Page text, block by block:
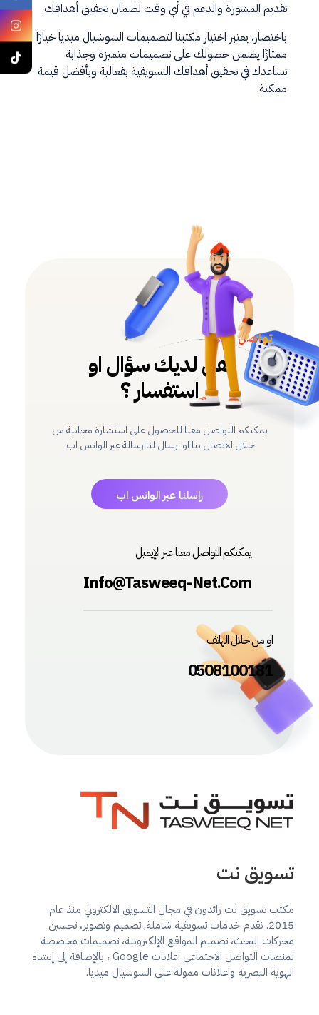
تقديم المشورة والدعم في أي وقت لضمان تحقيق أهدافك.
باختصار، يعتبر اختيار مكتبنا لتصميمات السوشيال ميديا خيارًا
ممتازًا يضمن حصولك على تصميمات متميزة وجذابة
تساعدك في تحقيق أهدافك التسويقية بفعالية وبأفضل قيمة
ممكنة.
تواصل معنا
هل لديك سؤال او
استفسار ؟
يمكنكم التواصل معنا للحصول على استشارة مجانية من
خلال الاتصال بنا او ارسال لنا رسالة عبر الواتس اب
راسلنا عبر الواتس اب
يمكنكم التواصل معنا عبر الإيميل
Info@Tasweeq-Net.com
او من خلال الهاتف
0508100181
تسويق نت
مكتب تسويق نت رائدون في مجال التسويق الالكتروني منذ عام
2015. نقدم خدمات تسويقية شاملة, تصميم وتصوير، تحسين
محركات البحث، تصميم المواقع الإلكترونية، تصميمات مخصصة
لمنصات التواصل الاجتماعي اعلانات Google ، بالإضافة إلى إنشاء
الهوية البصرية واعلانات ممولة على السوشيال ميديا.